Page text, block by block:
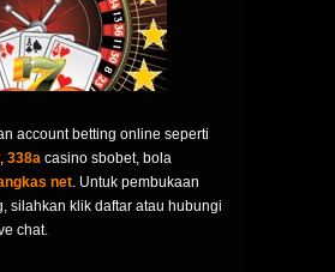
account betting online seperti
, 338a casino sbobet, bola
net. Untuk pembukaan
silahkan klik daftar atau hubungi
chat.